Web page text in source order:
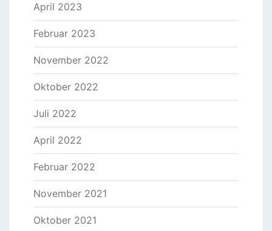
April 2023
Februar 2023
November 2022
Oktober 2022
Juli 2022
April 2022
Februar 2022
November 2021
Oktober 2021